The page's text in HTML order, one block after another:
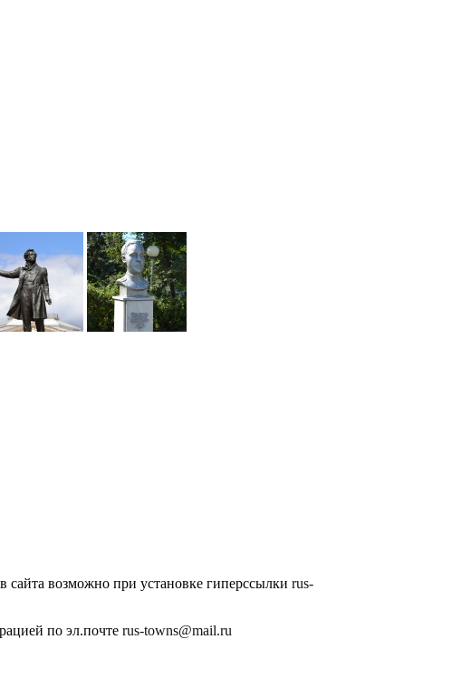
сайта возможно при установке гиперссылки rus-
по эл.почте rus-towns@mail.ru